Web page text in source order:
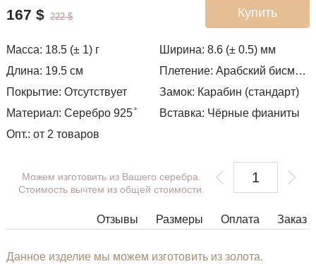
Купить
167 $ 222 $
Масса: 18.5 (± 1) г Ширина: 8.6 (± 0.5) мм
Длина: 19.5 см
Плетение:Арабский бисмарк с камнями
Покрытие: Отсутствует
Замок: Карабин (стандарт)
Материал: Серебро 925 ̊
Вставка: Чёрные фианиты
Опт.: от 2 товаров
Можем изготовить из Вашего серебра.
Стоимость вычтем из общей стоимости.
Отзывы Заказ
Оплата
Размеры
Данное изделие мы можем изготовить из золота.